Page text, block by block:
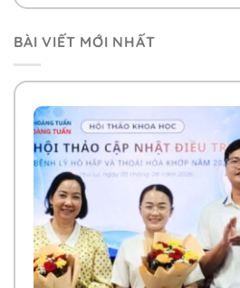
BÀI VIẾT MỚI NHẤT